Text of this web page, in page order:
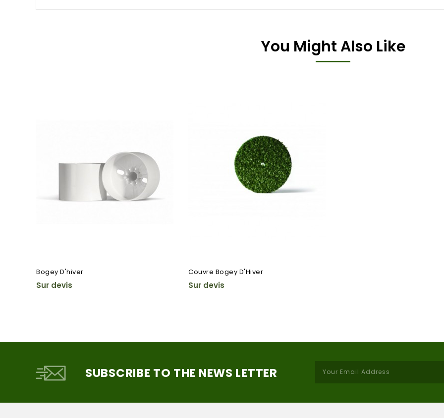
You Might Also Like
Bogey D'hiver
Sur devis
Couvre Bogey D'Hiver
Sur devis
SUBSCRIBE TO THE NEWS LETTER